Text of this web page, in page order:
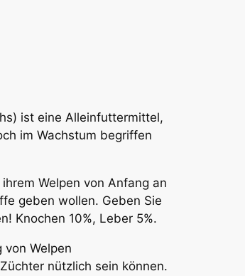
ist eine Alleinfuttermittel,
im Wachstum begriffen
Welpen von Anfang an
geben wollen. Geben Sie
Knochen 10%, Leber 5%.
Welpen
nützlich sein können.